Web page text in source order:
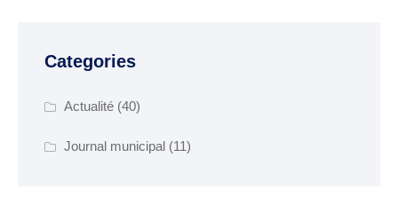
Categories
Actualité(40)
Journal municipal(11)